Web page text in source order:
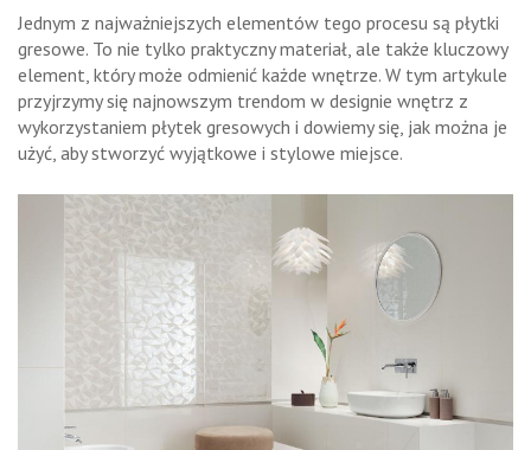
Jednym z najważniejszych elementów tego procesu są płytki
gresowe. To nie tylko praktyczny materiał, ale także kluczowy
element, który może odmienić każde wnętrze. W tym artykule
przyjrzymy się najnowszym trendom w designie wnętrz z
wykorzystaniem płytek gresowych i dowiemy się, jak można je
użyć, aby stworzyć wyjątkowe i stylowe miejsce.